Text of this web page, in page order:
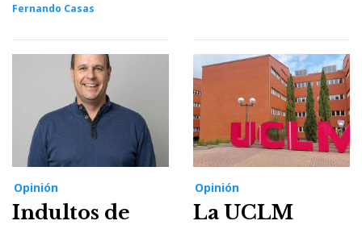
Fernando Casas
Opinión
Indultos de
Opinión
La UCLM